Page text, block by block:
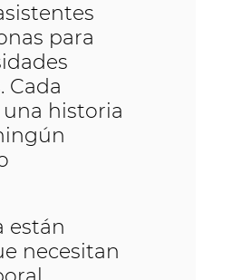
para
Cada
historia
están
necesitan